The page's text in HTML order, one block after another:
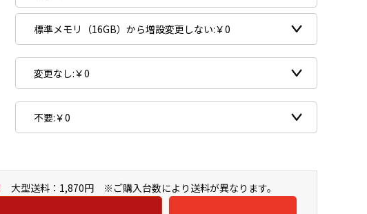
大型送料：1,870円 ※ご購入台数により送料が異なります。